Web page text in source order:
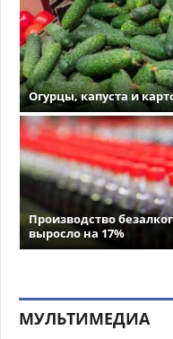
Огурцы, капуста и
Производство
выросло на 17%
МУЛЬТИМЕДИА